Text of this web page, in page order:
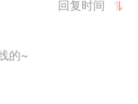
回复时间
的~